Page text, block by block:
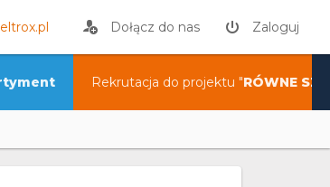
eltrox.pl Dołącz do nas Zaloguj
Rekrutacja do projektu "RÓWNE